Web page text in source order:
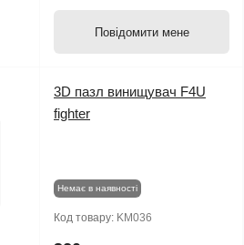
Повідомити мене
3D пазл винищувач F4U
fighter
Немає в наявності
Код товару: KM036